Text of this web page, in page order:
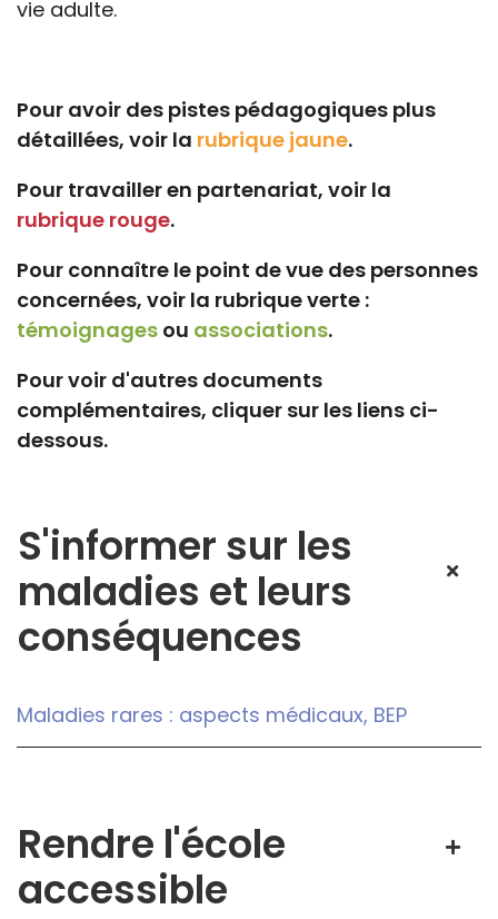
vie adulte.
Pour avoir des pistes pédagogiques plus
détaillées, voir la rubrique jaune.
Pour travailler en partenariat, voir la
rubrique rouge.
Pour connaître le point de vue des personnes
concernées, voir la rubrique verte :
témoignages ou associations.
Pour voir d'autres documents
complémentaires, cliquer sur les liens ci-
dessous.
S'informer sur les
maladies et leurs
conséquences
Maladies rares : aspects médicaux, BEP
Rendre l'école
accessible